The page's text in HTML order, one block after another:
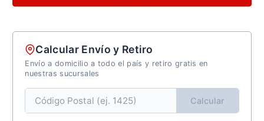
Calcular Envío y Retiro
Envío a domicilio a todo el país y retiro gratis en
nuestras sucursales
Calcular